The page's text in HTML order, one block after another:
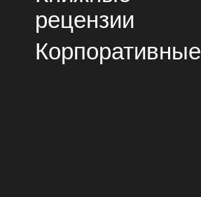
рецензии
Корпоративные